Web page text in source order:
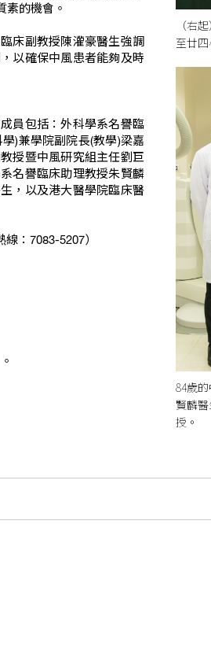
素的機會。
床副教授陳灌豪醫生強調
以確保中風患者能夠及時
員包括：外科學系名譽臨
)兼學院副院長(教學)梁嘉
授暨中風研究組主任劉巨
名譽臨床助理教授朱賢麟
，以及港大醫學院臨床醫
：7083-5207）
（右
至廿
84歲
賢麟
授。